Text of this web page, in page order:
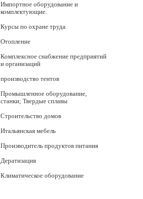
Импортное оборудование и
комплектующие.
Курсы по охране труда
Отопление
Комплексное снабжение предприятий
и организаций
производство тентов
Промышленное оборудование,
станки; Твердые сплавы
Строительство домов
Итальянская мебель
Производитель продуктов питания
Дератизация
Климатическое оборудование